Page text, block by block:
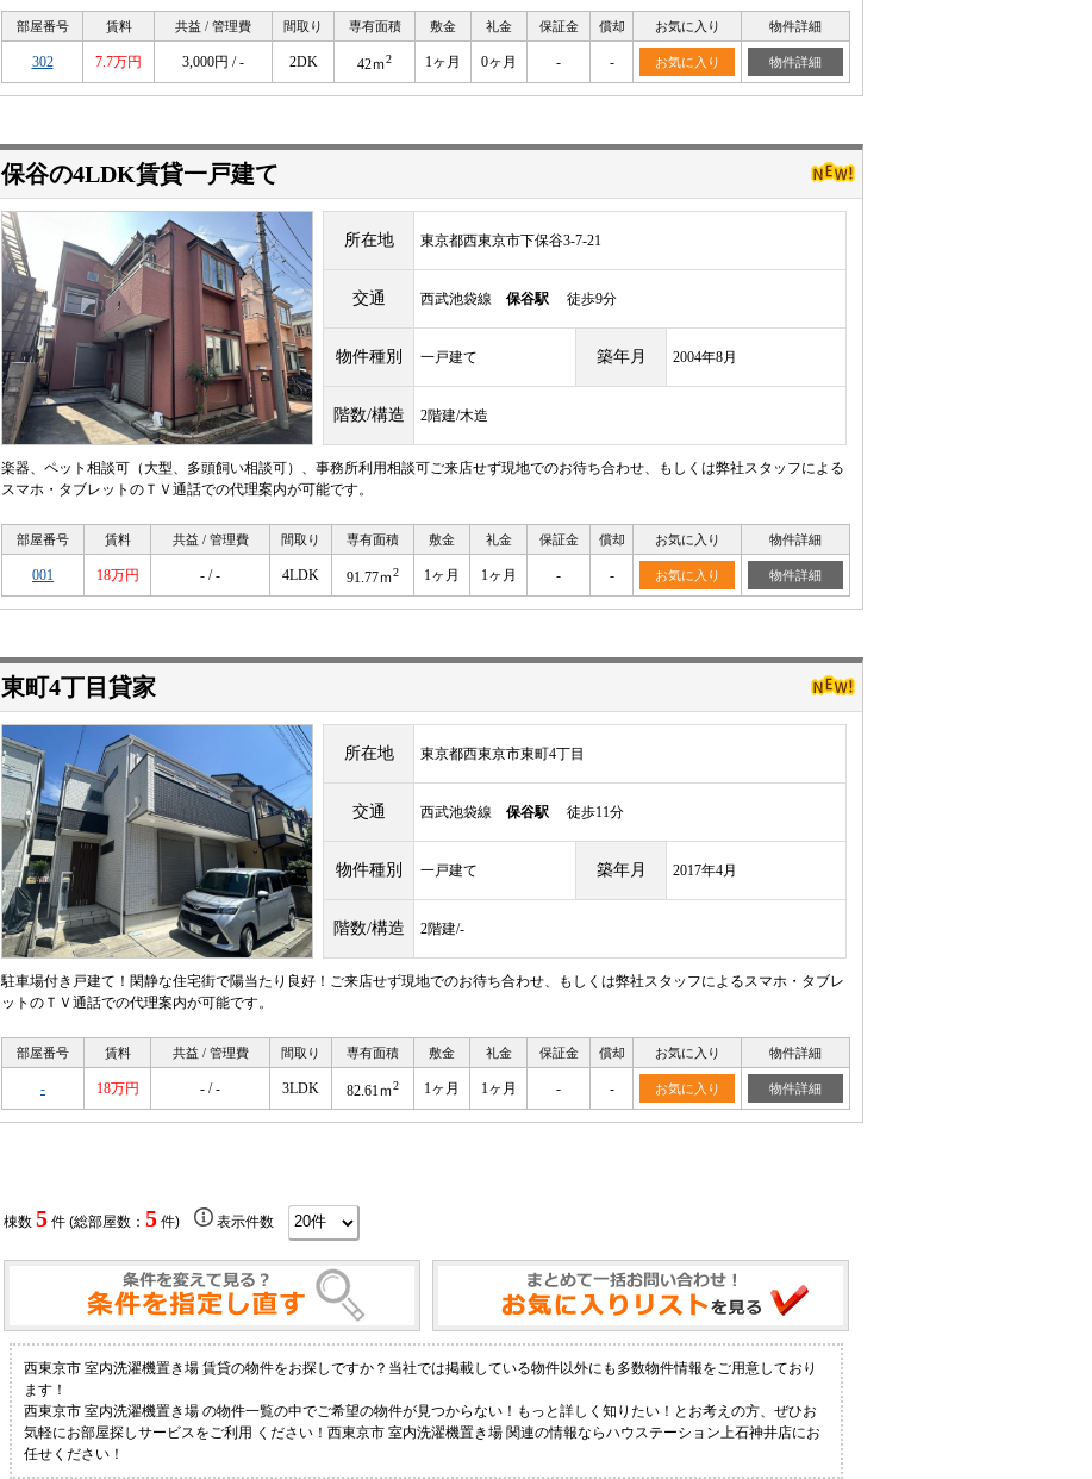
部屋番号 賃料 共益 / 管理費 間取り 専有面積 敷金 礼金 保証金 償却 お気に入り 物件詳細
302 7.7万円 3,000円 / - 2DK 42ｍ2 1ヶ月 0ヶ月 - - お気に入り 物件詳細
保谷の4LDK賃貸一戸建て
所在地 東京都西東京市下保谷3-7-21
交通 西武池袋線 保谷駅 徒歩9分
物件種別 一戸建て 築年月 2004年8月
階数/構造 2階建/木造
楽器、ペット相談可（大型、多頭飼い相談可）、事務所利用相談可ご来店せず現地でのお待ち合わせ、もしくは弊社スタッフによる
スマホ・タブレットのＴＶ通話での代理案内が可能です。
部屋番号 賃料 共益 / 管理費 間取り 専有面積 敷金 礼金 保証金 償却 お気に入り 物件詳細
001 18万円 - / - 4LDK 91.77ｍ2 1ヶ月 1ヶ月 - - お気に入り 物件詳細
東町4丁目貸家
所在地 東京都西東京市東町4丁目
交通 西武池袋線 保谷駅 徒歩11分
物件種別 一戸建て 築年月 2017年4月
階数/構造 2階建/-
駐車場付き戸建て！閑静な住宅街で陽当たり良好！ご来店せず現地でのお待ち合わせ、もしくは弊社スタッフによるスマホ・タブレ
ットのＴＶ通話での代理案内が可能です。
部屋番号 賃料 共益 / 管理費 間取り 専有面積 敷金 礼金 保証金 償却 お気に入り 物件詳細
- 18万円 - / - 3LDK 82.61ｍ2 1ヶ月 1ヶ月 - - お気に入り 物件詳細
棟数 5件 (総部屋数： 5件) 表示件数
西東京市 室内洗濯機置き場 賃貸の物件をお探しですか？当社では掲載している物件以外にも多数物件情報をご用意しており
ます！
西東京市 室内洗濯機置き場 の物件一覧の中でご希望の物件が見つからない！もっと詳しく知りたい！とお考えの方、ぜひお
気軽にお部屋探しサービスをご利用 ください！西東京市 室内洗濯機置き場 関連の情報ならハウステーション上石神井店にお
任せください！